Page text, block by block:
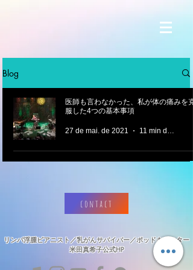
Blog
医師も言わなかった、私が体の痛みを克
服した4つの基本事項
27 de mai. de 2021 11 min de leitura
contact
リンパ浮腫ピアニスト／乳がんサバイバー／ポッドキャスター
​米田真希子公式HP